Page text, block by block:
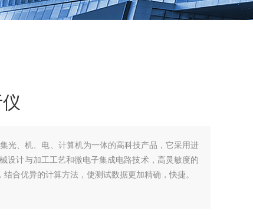
光、机、电、计算机为一体的高科技产品，它采用进
设计与加工工艺和微电子集成电路技术，高灵敏度的
合优异的计算方法，使测试数据更加精确，快捷。